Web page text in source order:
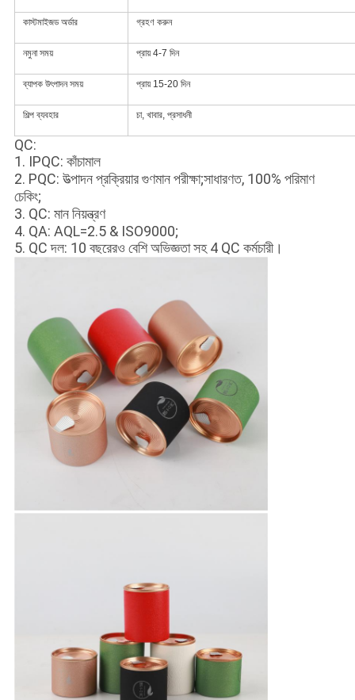
কাস্টমাইজড অর্ডার গ্রহণ করুন
নমুনা সময় প্রায় 4-7 দিন
ব্যাপক উৎপাদন সময় প্রায় 15-20 দিন
শিল্প ব্যবহার চা, খাবার, প্রসাধনী
QC:
1. IPQC: কাঁচামাল
2. PQC: উত্পাদন প্রক্রিয়ার গুণমান পরীক্ষা;সাধারণত, 100% পরিমাণ
চেকিং;
3. QC: মান নিয়ন্ত্রণ
4. QA: AQL=2.5 & ISO9000;
5. QC দল: 10 বছরেরও বেশি অভিজ্ঞতা সহ 4 QC কর্মচারী।